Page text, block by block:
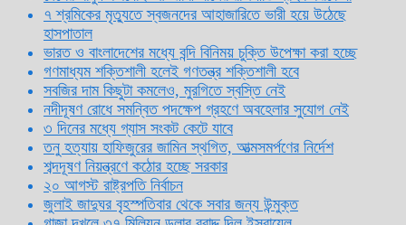
৭ শ্রমিকের মৃত্যুতে স্বজনদের আহাজারিতে ভারী হয়ে উঠেছে
হাসপাতাল
ভারত ও বাংলাদেশের মধ্যে বন্দি বিনিময় চুক্তি উপেক্ষা করা হচ্ছে
গণমাধ্যম শক্তিশালী হলেই গণতন্ত্র শক্তিশালী হবে
সবজির দাম কিছুটা কমলেও, মুরগিতে স্বস্তি নেই
নদীদূষণ রোধে সমন্বিত পদক্ষেপ গ্রহণে অবহেলার সুযোগ নেই
৩ দিনের মধ্যে গ্যাস সংকট কেটে যাবে
তনু হত্যায় হাফিজুরের জামিন স্থগিত, আত্মসমর্পণের নির্দেশ
শব্দদূষণ নিয়ন্ত্রণে কঠোর হচ্ছে সরকার
২০ আগস্ট রাষ্ট্রপতি নির্বাচন
জুলাই জাদুঘর বৃহস্পতিবার থেকে সবার জন্য উন্মুক্ত